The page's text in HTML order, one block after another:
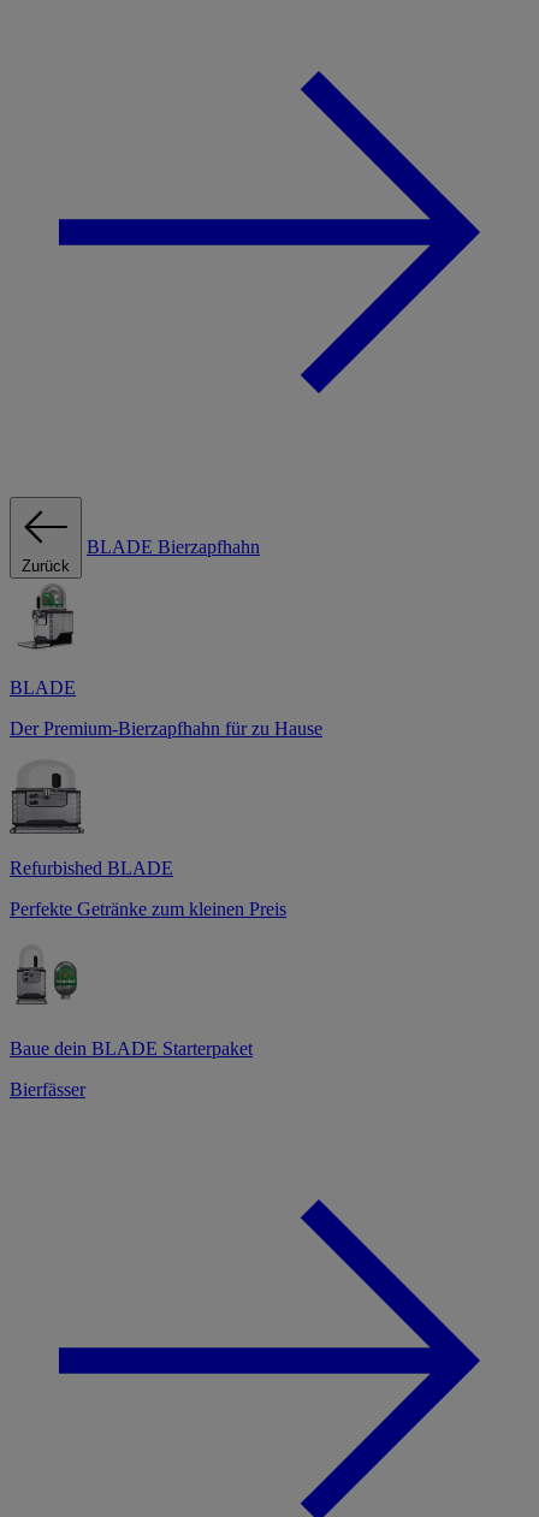
Zurück
BLADE Bierzapfhahn
BLADE
Der Premium-Bierzapfhahn für zu Hause
Refurbished BLADE
Perfekte Getränke zum kleinen Preis
Baue dein BLADE Starterpaket
Bierfässer